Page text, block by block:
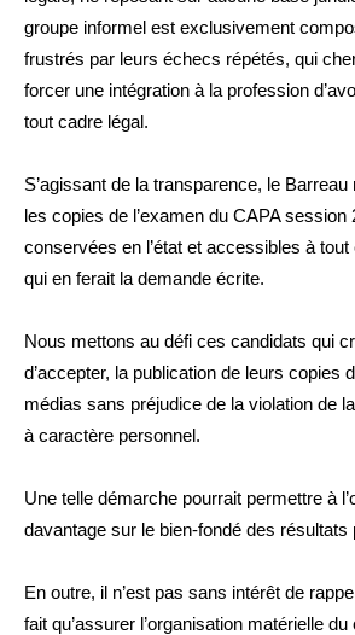
groupe informel est exclusivement
frustrés par leurs échecs répétés, qui
forcer une intégration à la profession
tout cadre légal.
S’agissant de la transparence, le Barreau
les copies de l’examen du CAPA session
conservées en l’état et accessibles à
qui en ferait la demande écrite.
Nous mettons au défi ces candidats qui
d’accepter, la publication de leurs copies
médias sans préjudice de la violation de
à caractère personnel.
Une telle démarche pourrait permettre à
davantage sur le bien-fondé des résultats
En outre, il n’est pas sans intérêt de
fait qu’assurer l’organisation matérielle